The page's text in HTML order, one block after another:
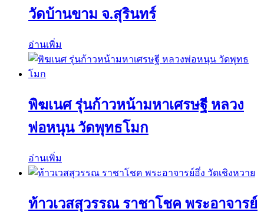
วัดบ้านขาม จ.สุรินทร์
อ่านเพิ่ม
พิฆเนศ รุ่นก้าวหน้ามหาเศรษฐี หลวง
พ่อหนุน วัดพุทธโมก
อ่านเพิ่ม
ท้าวเวสสุวรรณ ราชาโชค พระอาจารย์